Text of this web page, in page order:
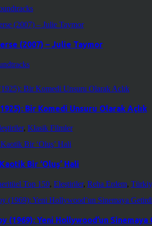
(2007) – Julie Taymor
Bir Komedi Unsuru Olarak Açlık
, Klasik Filmler
Bir ‘Oluş’ Hali
Top 150, Eleştiriler, Reha Erdem,
(1969): Yeni Hollywood’un